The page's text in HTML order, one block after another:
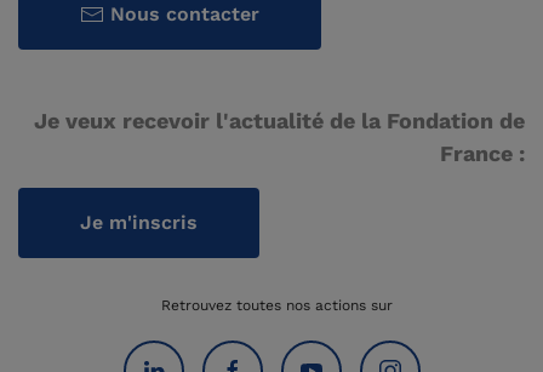
Nous contacter
Je veux recevoir l'actualité de la Fondation de
France :
Je m'inscris
Retrouvez toutes nos actions sur